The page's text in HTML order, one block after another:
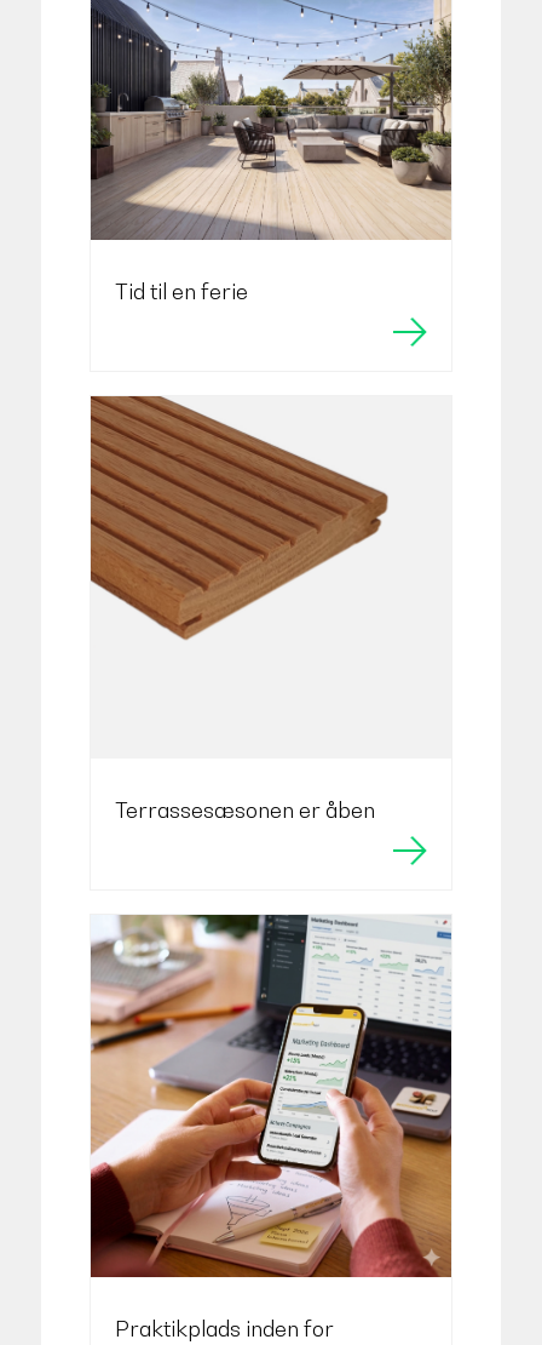
Tid til en ferie
Terrassesæsonen er åben
Praktikplads inden for